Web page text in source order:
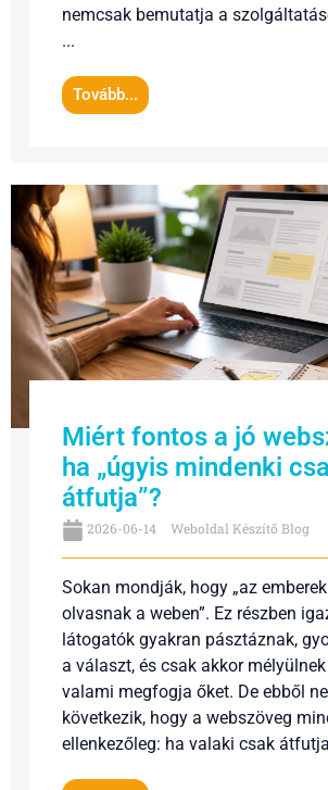
nemcsak bemutatja a
...
Tovább...
Miért fontos a jó
ha „úgyis mindenki
átfutja”?
2026-06-14 Weboldal Készítő Blog
Sokan mondják, hogy „az
olvasnak a weben”. Ez részben
látogatók gyakran pásztáznak,
a választ, és csak akkor mélyülnek
valami megfogja őket. De ebből
következik, hogy a webszöveg
ellenkezőleg: ha valaki csak